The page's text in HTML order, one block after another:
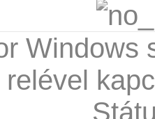
Windows
relével